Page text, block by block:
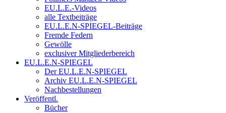
EU.L.E.-Videos
alle Textbeiträge
EU.L.E.N-SPIEGEL-Beiträge
Fremde Federn
Gewölle
exclusiver Mitgliederbereich
EU.L.E.N-SPIEGEL
Der EU.L.E.N-SPIEGEL
Archiv EU.L.E.N-SPIEGEL
Nachbestellungen
Veröffentl.
Bücher